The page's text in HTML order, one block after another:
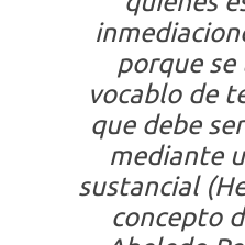
porque
vocablo de
que debe
mediante
sustancial
concepto